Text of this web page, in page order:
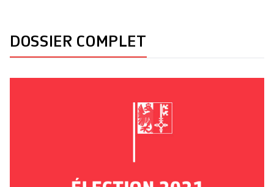
DOSSIER COMPLET